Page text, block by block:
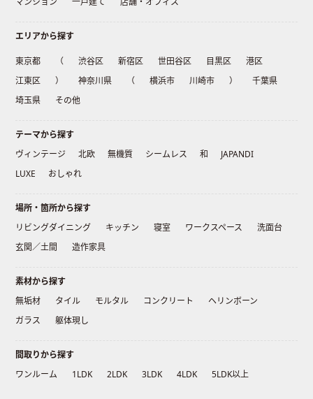
エリアから探す
東京都 （ 渋谷区 新宿区 世田谷区 目黒区
港区
江東区
） 神奈川県 （ 横浜市 川崎市 ）
千葉県
埼玉県
その他
テーマから探す
ヴィンテージ
北欧 無機質 シームレス 和
JAPANDI
LUXE
おしゃれ
場所・箇所から探す
リビングダイニング
キッチン 寝室 ワークスペース
洗面台
玄関／土間
造作家具
素材から探す
無垢材
タイル モルタル コンクリート
ヘリンボーン
ガラス
躯体現し
間取りから探す
ワンルーム
1LDK 2LDK 3LDK 4LDK 5LDK以上